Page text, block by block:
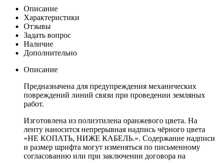
Описание
Характеристики
Отзывы
Задать вопрос
Наличие
Дополнительно
Описание
Предназначена для предупреждения механических
повреждений линий связи при проведении земляных
работ.
Изготовлена из полиэтилена оранжевого цвета. На
ленту наносится непрерывная надпись чёрного цвета
«НЕ КОПАТЬ, НИЖЕ КАБЕЛЬ.». Содержание надписи
и размер шрифта могут изменяться по письменному
согласованию или при заключении договора на